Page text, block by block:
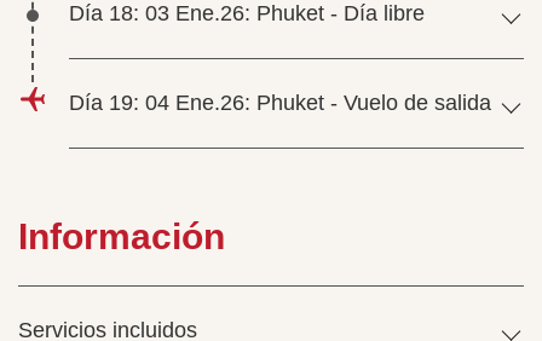
Día 18: 03 Ene.26: Phuket - Día libre
Día 19: 04 Ene.26: Phuket - Vuelo de salida
Información
Servicios incluidos